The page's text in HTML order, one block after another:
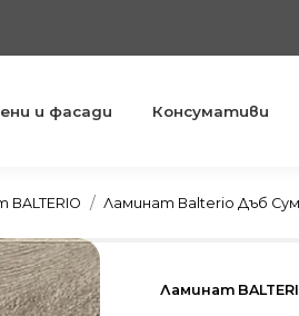
и фасади Консумативи
You are here:Ламинат Balterio Дъб
Ламинат